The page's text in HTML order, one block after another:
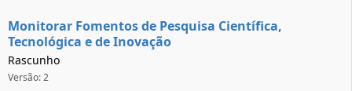
Monitorar Fomentos de Pesquisa Científica,
Tecnológica e de Inovação
Rascunho
Versão: 2